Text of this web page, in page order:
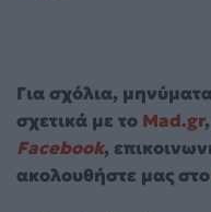
Για σχόλια,
σχετικά με το Mad.gr
Facebook,
ακολουθήστε μας στο